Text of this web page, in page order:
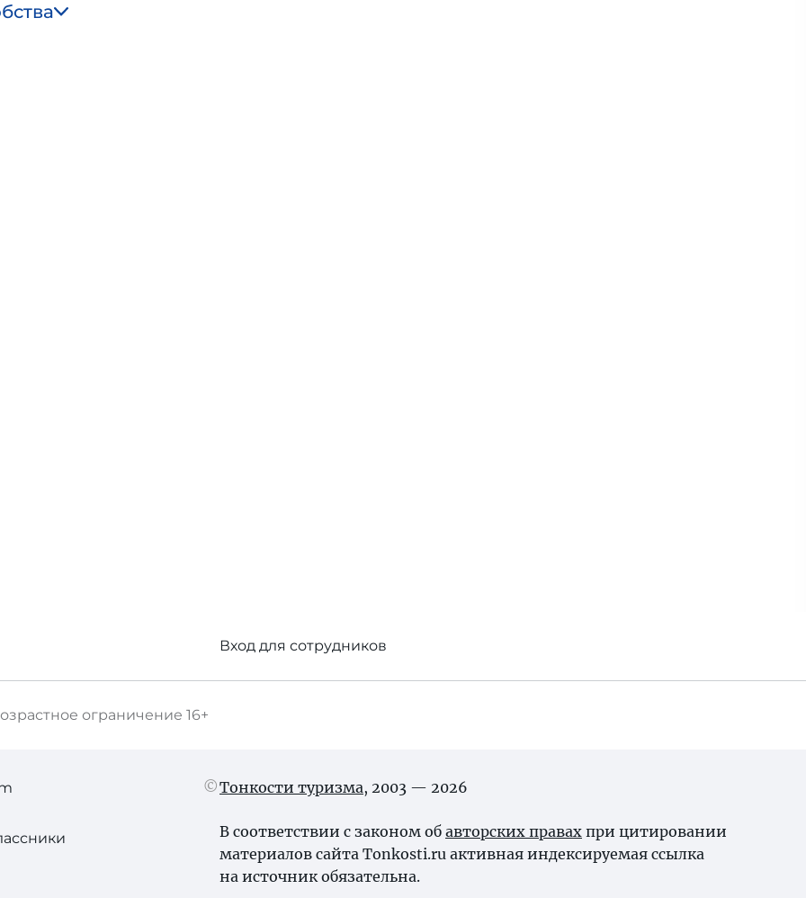
Вход для сотрудников
ограничение 16+
Тонкости туризма, 2003 — 2026
В соответствии с законом об авторских правах при цитировании
материалов сайта Tonkosti.ru активная индексируемая ссылка
на источник обязательна.